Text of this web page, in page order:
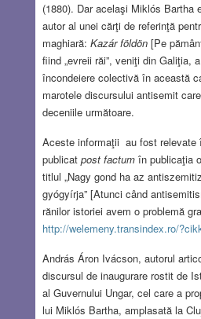
(1880). Dar acelaşi Miklós Bartha
autor al unei cărţi de referinţă
maghiară: Kazár földön [Pe
fiind „evreii răi”, veniţi din Galiţia,
încondeiere colectivă în această
marotele discursului antisemit
deceniile următoare.
Aceste informaţii au fost relevate
publicat post factumîn publicaţia
titlul „Nagy gond ha az
gyógyírja” [Atunci când
rănilor istoriei avem o problemă
http://welemeny.transindex.ro/
András Áron Ivácson, autorul
discursul de inaugurare rostit de
al Guvernului Ungar, cel care a
lui Miklós Bartha, amplasată la